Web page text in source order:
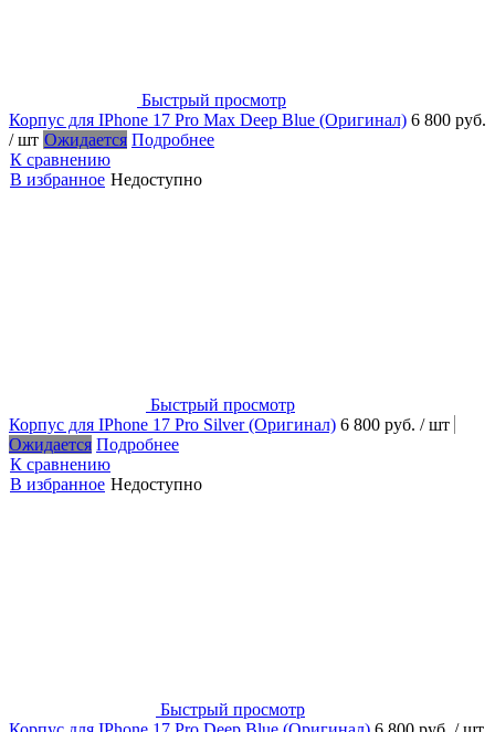
Быстрый просмотр
Корпус для IPhone 17 Pro Max Deep Blue (Оригинал) 6 800 руб.
/ шт Ожидается Подробнее
К сравнению
В избранное Недоступно
Быстрый просмотр
Корпус для IPhone 17 Pro Silver (Оригинал) 6 800 руб. / шт
Ожидается Подробнее
К сравнению
В избранное Недоступно
Быстрый просмотр